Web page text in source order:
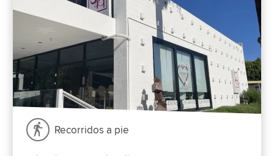
Recorridos a pie